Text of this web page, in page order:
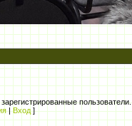
пользователи.
|Вход]